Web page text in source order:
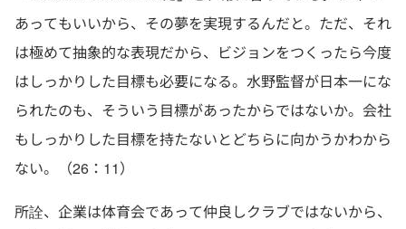
あってもいいから、その夢を実現するんだと。ただ、それ
は極めて抽象的な表現だから、ビジョンをつくったら今度
はしっかりした目標も必要になる。水野監督が日本一にな
られたのも、そういう目標があったからではないか。会社
もしっかりした目標を持たないとどちらに向かうかわから
ない。（26：11）
所詮、企業は体育会であって仲良しクラブではないから、